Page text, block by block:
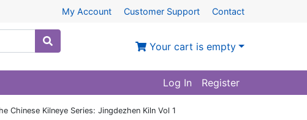
My Account Customer Support Contact
Your cart is empty
Log In Register
Chinese Kilneye Series: Jingdezhen Kiln Vol 1